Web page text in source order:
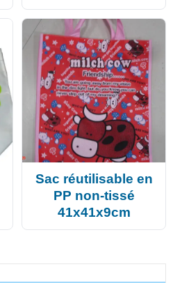
Sac réutilisable en
PP non-tissé
41x41x9cm